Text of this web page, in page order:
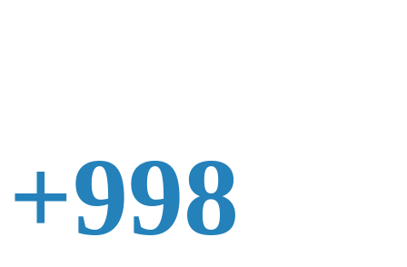
+998